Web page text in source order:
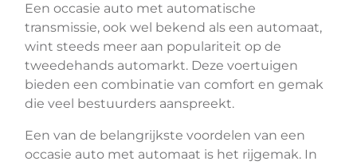
Een occasie auto met automatische
transmissie, ook wel bekend als een automaat,
wint steeds meer aan populariteit op de
tweedehands automarkt. Deze voertuigen
bieden een combinatie van comfort en gemak
die veel bestuurders aanspreekt.
Een van de belangrijkste voordelen van een
occasie auto met automaat is het rijgemak. In